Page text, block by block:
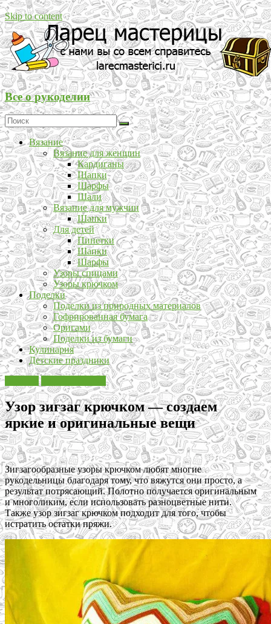
Skip to content
Все о рукоделии
Вязание
Вязание для женщин
Кардиганы
Шапки
Шарфы
Шали
Вязание для мужчин
Шапки
Для детей
Пинетки
Шапки
Шарфы
Узоры спицами
Узоры крючком
Поделки
Поделки из природных материалов
Гофрированная бумага
Оригами
Поделки из бумаги
Кулинария
Детские праздники
Узор зигзаг крючком — создаем
яркие и оригинальные вещи
Зигзагообразные узоры крючком любят многие
рукодельницы благодаря тому, что вяжутся они просто, а
результат потрясающий. Полотно получается оригинальным
и многоликим, если использовать разноцветные нити.
Также узор зигзаг крючком подходит для того, чтобы
истратить остатки пряжи.